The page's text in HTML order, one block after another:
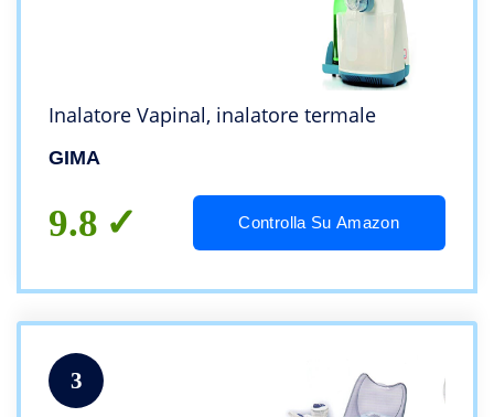
Inalatore Vapinal, inalatore termale
GIMA
9.8 Controlla Su Amazon
3